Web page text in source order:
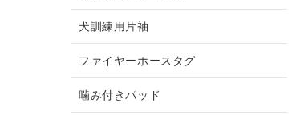
犬訓練用片袖
ファイヤーホースタグ
噛み付きパッド